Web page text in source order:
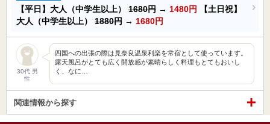
【平日】大人（中学生以上） 1680円 → 1480円
【土日祝】
大人（中学生以上） 1880円 → 1680円
30代 男
性
四国への出張の際は見奈良温泉利楽を常宿として使っています。
露天風呂がとても広く開放感が素晴らしく料理もとてもおいし
く、なに…
関連情報から探す